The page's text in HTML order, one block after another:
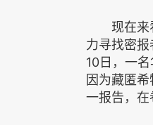
现在来看
力寻找密
10日，一
因为藏匿
一报告，在